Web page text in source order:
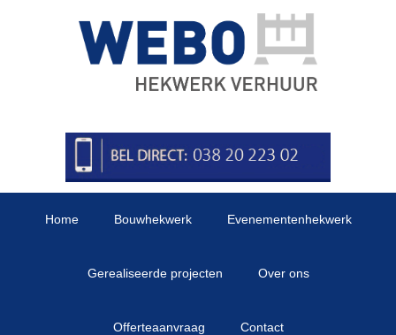
Home Bouwhekwerk Evenementenhekwerk
Gerealiseerde projecten Over ons
Offerteaanvraag Contact